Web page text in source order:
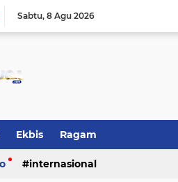
Sabtu 8 Agu 2026
Ekbis Ragam
internasional